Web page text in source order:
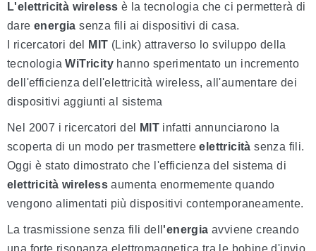
L'elettricità wireless è la tecnologia che ci permetterà di
dare energia senza fili ai dispositivi di casa.
I ricercatori del
MIT (Link) attraverso lo sviluppo della
tecnologiaWiTricity hanno sperimentato un incremento
dell'efficienza dell'elettricità wireless, all'aumentare dei
dispositivi aggiunti al sistema
Nel 2007 i ricercatori del MIT infatti annunciarono la
scoperta di un modo per trasmettereelettricità senza fili.
Oggi è stato dimostrato che l'efficienza del sistema di
elettricità wireless aumenta enormemente quando
vengono alimentati più dispositivi contemporaneamente.
La trasmissione senza fili dell 'energia avviene creando
una forte risonanza elettromagnetica tra le bobine d'invio